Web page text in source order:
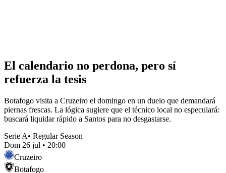
El calendario no perdona, pero sí
refuerza la tesis
Botafogo visita a Cruzeiro el domingo en un duelo que demandará
piernas frescas. La lógica sugiere que el técnico local no especulará:
buscará liquidar rápido a Santos para no desgastarse.
Serie A• Regular Season
Dom 26 jul • 20:00
Cruzeiro
Botafogo